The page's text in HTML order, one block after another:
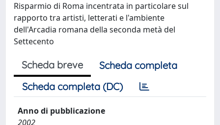
Risparmio di Roma incentrata in particolare sul
rapporto tra artisti, letterati e l'ambiente
dell'Arcadia romana della seconda metà del
Settecento
Scheda breve
Scheda completa
Scheda completa (DC)
Anno di pubblicazione
2002